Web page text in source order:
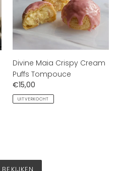
Crispy
Cream
Puffs
Tompouce
Divine Maia Crispy Cream
Puffs Tompouce
Normale
prijs
€15,00
UITVERKOCHT